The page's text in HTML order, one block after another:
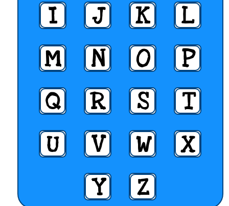
I
J K
L
M
N O
P
Q
R S
T
U
V W
X
Y
Z